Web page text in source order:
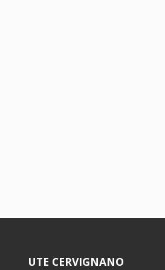
UTE CERVIGNANO